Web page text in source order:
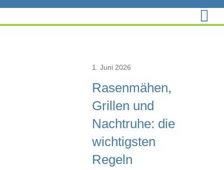
springen
1. Juni 2026
Rasenmähen,
Grillen und
Nachtruhe: die
wichtigsten
Regeln